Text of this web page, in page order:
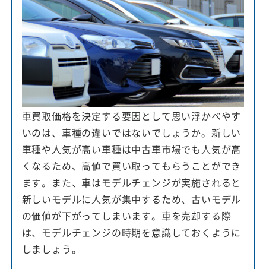
車買取価格を決定する要因として思い浮かべやす
いのは、車種の違いではないでしょうか。新しい
車種や人気が高い車種は中古車市場でも人気が高
くなるため、高値で買い取ってもらうことができ
ます。また、車はモデルチェンジが実施されると
新しいモデルに人気が集中するため、古いモデル
の価値が下がってしまいます。車を売却する際
は、モデルチェンジの時期を意識しておくように
しましょう。